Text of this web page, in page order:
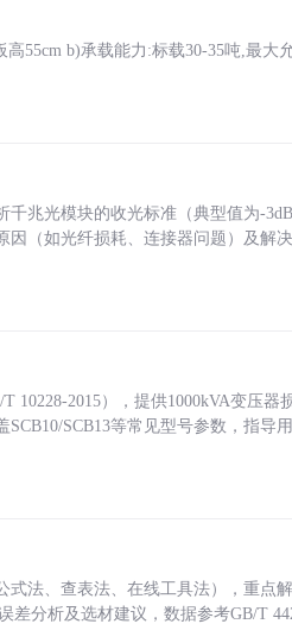
55cm b)承载能力:标载30-35吨,最大
兆光模块的收光标准（典型值为-
（如光纤损耗、连接器问题）及解
10228-2015），提供1000kVA变压器
SCB13等常见型号参数，指导
法、查表法、在线工具法），重点
差分析及选材建议，数据参考GB/T